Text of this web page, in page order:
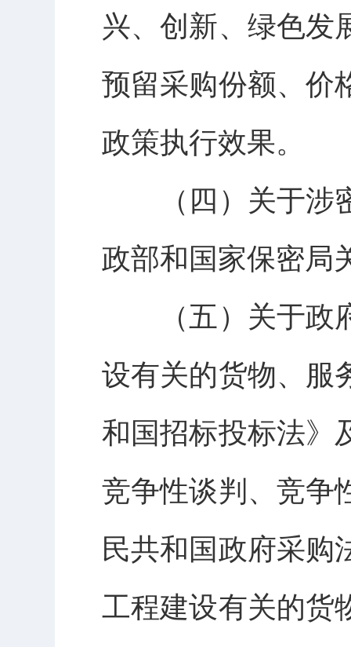
兴、创新、绿色发
预留采购份额、价
政策执行效果。
（四）关于
政部和国家保密局
（五）关于
设有关的货物、服
和国招标投标法》
竞争性谈判、竞争
民共和国政府采购
工程建设有关的货